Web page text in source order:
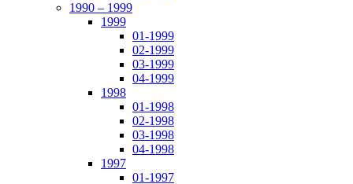
1990 – 1999
1999
01-1999
02-1999
03-1999
04-1999
1998
01-1998
02-1998
03-1998
04-1998
1997
01-1997